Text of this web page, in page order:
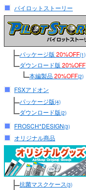
パイロットストーリー
パッケージ版 20%OFF(1)
ダウンロード版 20%OFF
本編製品20%OFF(2)
FSXアドオン
パッケージ版(4)
ダウンロード版(2)
FROSCH*DESIGN(3)
オリジナル商品
抗菌マスクケース(3)